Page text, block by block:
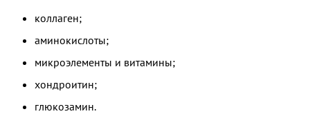
коллаген;
аминокислоты;
микроэлементы и витамины;
хондроитин;
глюкозамин.